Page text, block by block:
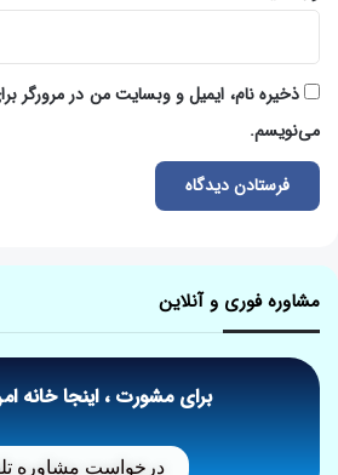
ذخیره نام، ایمیل و وبسایت من در مرورگر
می‌نویسم.
مشاوره فوری و آنلاین
برای مشورت ، اینجا خانه
درخواست مشاوره